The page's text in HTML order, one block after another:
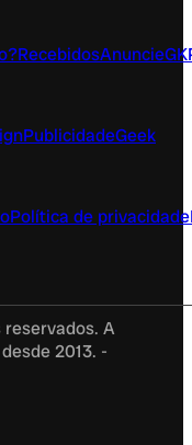
RecebidosAnuncie
PublicidadeGeek
Política de privacidade
A
2013. -